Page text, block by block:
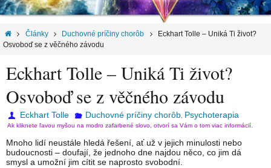
Články Duchovné príčiny chorôb
Eckhart Tolle – Uniká Ti život?
Osvoboď se z věčného závodu
Eckhart Tolle – Uniká Ti život?
Osvoboď se z věčného závodu
Eckhart Tolle Duchovné príčiny chorôb, Psychoterapia
Ak kliknete ľavou myšou na modro zafarbené slovo, otvorí sa Vám o tom viac informácií.
Mnoho lidí neustále hledá řešení, ať už v jejich minulosti nebo
budoucnosti – doufají, že jednoho dne najdou něco, co jim dá
smysl a umožní jim cítit se naprosto svobodní.